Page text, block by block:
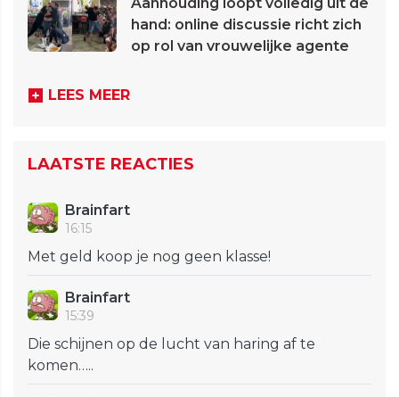
hand: online discussie richt zich
op rol van vrouwelijke agente
LEES MEER
LAATSTE REACTIES
Brainfart
16:15
Met geld koop je nog geen klasse!
Brainfart
15:39
Die schijnen op de lucht van haring af te
komen…..